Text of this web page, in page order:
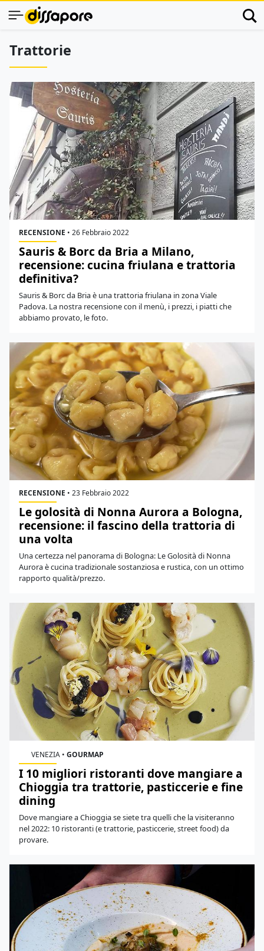
Trattorie
RECENSIONE • 26 Febbraio 2022
Sauris & Borc da Bria a Milano,
recensione: cucina friulana e trattoria
definitiva?
Sauris & Borc da Bria è una trattoria friulana in zona Viale
Padova. La nostra recensione con il menù, i prezzi, i piatti che
abbiamo provato, le foto.
RECENSIONE • 23 Febbraio 2022
Le golosità di Nonna Aurora a Bologna,
recensione: il fascino della trattoria di
una volta
Una certezza nel panorama di Bologna: Le Golosità di Nonna
Aurora è cucina tradizionale sostanziosa e rustica, con un ottimo
rapporto qualità/prezzo.
VENEZIA •GOURMAP
I 10 migliori ristoranti dove mangiare a
Chioggia tra trattorie, pasticcerie e fine
dining
Dove mangiare a Chioggia se siete tra quelli che la visiteranno
nel 2022: 10 ristoranti (e trattorie, pasticcerie, street food) da
provare.